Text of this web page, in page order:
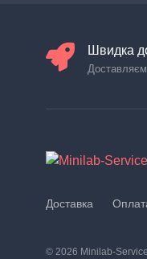
Швидка
Доставка
© 2026 Minilab-Service